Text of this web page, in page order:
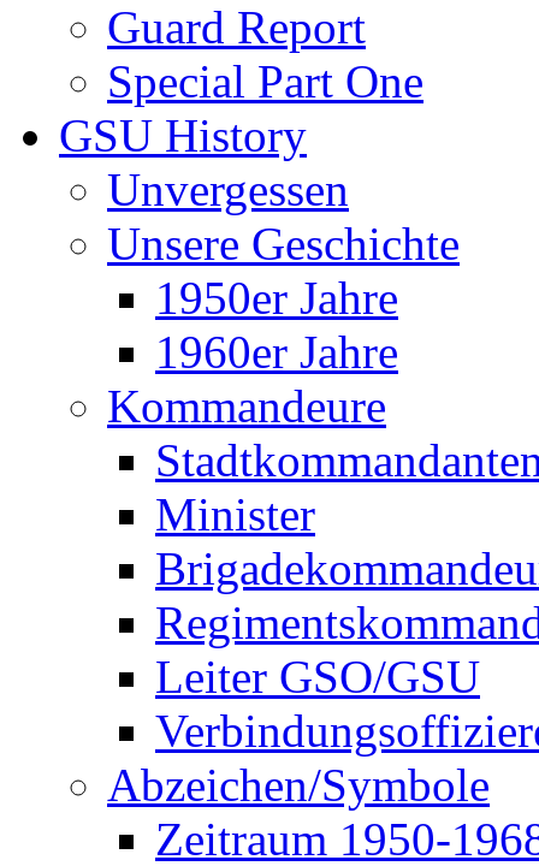
Guard Report
Special Part One
GSU History
Unvergessen
Unsere Geschichte
1950er Jahre
1960er Jahre
Kommandeure
Minister
Leiter GSO/GSU
Abzeichen/Symbole
Zeitraum 1950-